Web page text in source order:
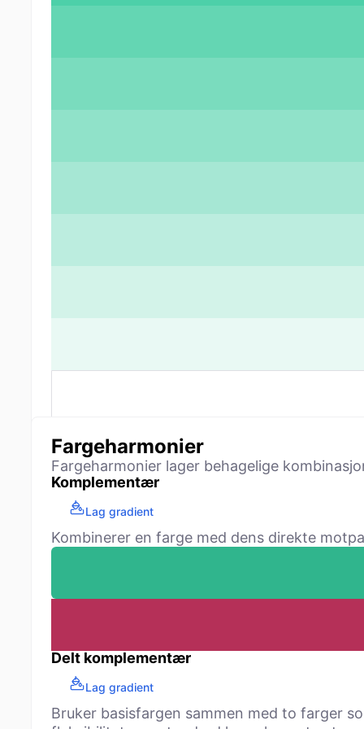
Fargeharmonier
Fargeharmonier lager behagelige
Komplementær
Lag gradient
Kombinerer en farge med dens direkte
Delt komplementær
Lag gradient
Bruker basisfargen sammen med to farger